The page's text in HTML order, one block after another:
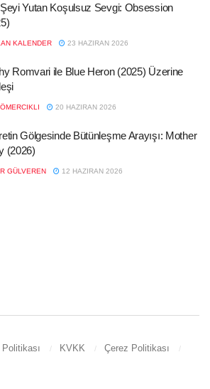
Yutan Koşulsuz Sevgi: Obsession
KALENDER 23 HAZIRAN 2026
Romvari ile Blue Heron (2025) Üzerine
20 HAZIRAN 2026
Gölgesinde Bütünleşme Arayışı: Mother
(2026)
GÜLVEREN 12 HAZIRAN 2026
KVKK
Çerez Politikası